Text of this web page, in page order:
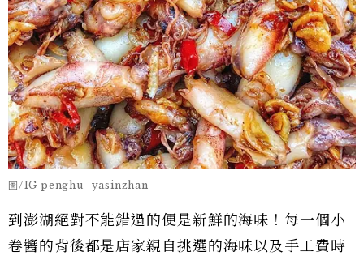
圖/IG penghu_yasinzhan
到澎湖絕對不能錯過的便是新鮮的海味！每一個小
卷醬的背後都是店家親自挑選的海味以及手工費時